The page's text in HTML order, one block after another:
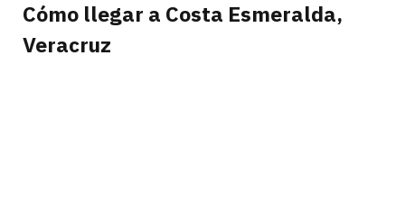
Cómo llegar a Costa Esmeralda,
Veracruz